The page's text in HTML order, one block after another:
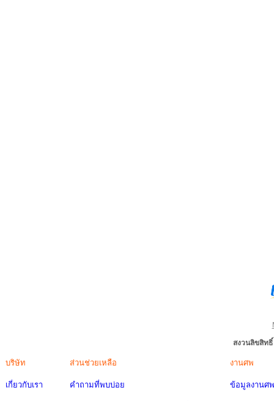
สงวนลิขสิท
บริษัท
เกี่ยวกับเรา
ส่วนช่วยเหลือ
คำถามที่พบบ่อย
งานศพ
ข้อมูลงานศพ